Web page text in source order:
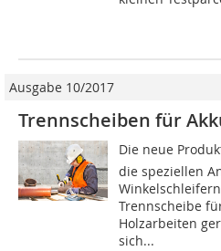
Ausgabe 10/2017
Trennscheiben für
Die neue
die speziellen
Trennscheibe
Holzarbeiten
sich...